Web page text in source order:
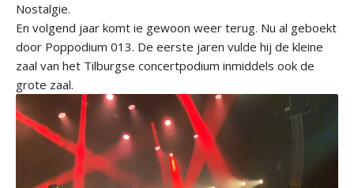
Nostalgie.
En volgend jaar komt ie gewoon weer terug. Nu al geboekt
door Poppodium 013. De eerste jaren vulde hij de kleine
zaal van het Tilburgse concertpodium inmiddels ook de
grote zaal.